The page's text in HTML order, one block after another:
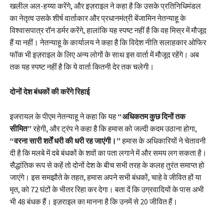
खलील अल-हय्या करेंगे, और इज़राइल ने कहा है कि उसके प्रतिनिधिमंडल
का नेतृत्व उसके शीर्ष वार्ताकार और प्रधानमंत्री बेंजामिन नेतन्याहू के
विश्वासपात्र रॉन डर्मर करेंगे, हालांकि यह स्पष्ट नहीं है कि वह मिस्र में मौजूद
हैं या नहीं। नेतन्याहू के कार्यालय ने कहा है कि विदेश नीति सलाहकार ओफिर
फॉक भी इज़राइल के लिए अन्य लोगों के साथ इस वार्ता में मौजूद रहेंगे। अब
तक यह स्पष्ट नहीं है कि ये वार्ता कितनी देर तक चलेगी।
दोनों देश बंधकों की करेंगे रिहाई
इजरायल के पीएम नेतन्याहू ने कहा कि यह“अधिकतम कुछ दिनों तक
सीमित”रहेगी, और ट्रंप ने कहा है कि हमास को जल्दी कदम उठाना होगा,
“वरना सारी शर्तें धरी की धरी रह जाएंगी।”हमास के अधिकारियों ने चेतावनी
दी है कि मलबे में दबे बंधकों के शवों का पता लगाने में और समय लग सकता है।
सैद्धांतिक रूप से कहें तो दोनों देश के बीच सभी तरह के कलह तुरंत समाप्त हो
जाएंगे। इस समझौते के तहत, हमास अपने सभी बंधकों, चाहे वे जीवित हों या
मृत, को 72 घंटों के भीतर रिहा कर देगा। बता दें कि उग्रवादियों के पास अभी
भी 48 बंधक हैं। इज़राइल का मानना ​​है कि उनमें से 20 जीवित हैं।